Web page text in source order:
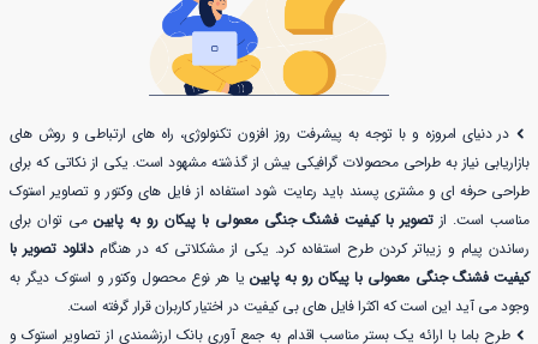
در دنیای امروزه و با توجه به پیشرفت روز افزون تکنولوژی، راه های ارتباطی و روش های
بازاریابی نیاز به طراحی محصولات گرافیکی بیش از گذشته مشهود است. یکی از نکاتی که برای
طراحی حرفه ای و مشتری پسند باید رعایت شود استفاده از فایل های وکتور و تصاویر استوک
مناسب است. از تصویر با کیفیت فشنگ جنگی معمولی با پیکان رو به پایینمی توان برای
رساندن پیام و زیباتر کردن طرح استفاده کرد. یکی از مشکلاتی که در هنگام دانلود تصویر با
کیفیت فشنگ جنگی معمولی با پیکان رو به پایین یا هر نوع محصول وکتور و استوک دیگر به
وجود می آید این است که اکثرا فایل های بی کیفیت در اختیار کاربران قرار گرفته است.
طرح باما با ارائه یک بستر مناسب اقدام به جمع آوری بانک ارزشمندی از تصاویر استوک و